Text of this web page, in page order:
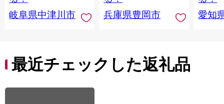
岐阜県中津川市
粧箱入り ギフト TAS
BAKE
兵庫県豊岡市
愛知
最近チェックした返礼品